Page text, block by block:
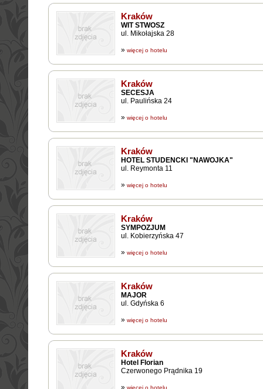
Kraków
WIT STWOSZ
ul. Mikołajska 28
» więcej o hotelu
Kraków
SECESJA
ul. Paulińska 24
» więcej o hotelu
Kraków
HOTEL STUDENCKI "NAWOJKA"
ul. Reymonta 11
» więcej o hotelu
Kraków
SYMPOZJUM
ul. Kobierzyńska 47
» więcej o hotelu
Kraków
MAJOR
ul. Gdyńska 6
» więcej o hotelu
Kraków
Hotel Florian
Czerwonego Prądnika 19
» więcej o hotelu